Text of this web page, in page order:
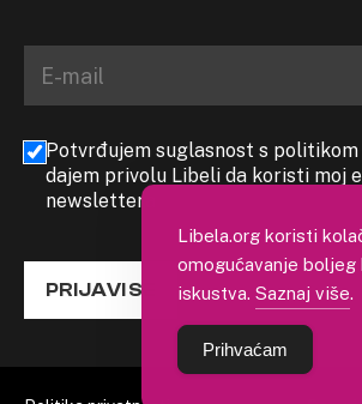
Potvrđujem suglasnost s
dajem privolu Libeli da koristi moj
newslettera
PRIJAVI SE
Libela.org koristi
omogućavanje
iskustva. Saznaj više.
Prihvaćam